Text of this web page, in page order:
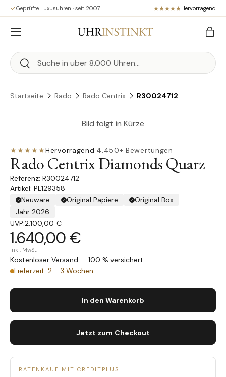
Direkt zum Inhalt
Geprüfte Luxusuhren · seit 2007 Hervorragend
Suchen
Suchen
Menü
Startseite Rado Rado Centrix R30024712
Bild folgt in Kürze
★★★★★Hervorragend·4.450+ Bewertungen
Rado Centrix Diamonds Quarz
R30024712
Artikel: PL129358
Neuware
Original Papiere
Original Box
Jahr 2026
UVP:2.100,00 €
1.640,00 €
inkl. MwSt.
Kostenloser Versand — 100 % versichert
Lieferzeit: 2 - 3 Wochen
In den Warenkorb
Jetzt zum Checkout
RATENKAUF MIT CREDITPLUS